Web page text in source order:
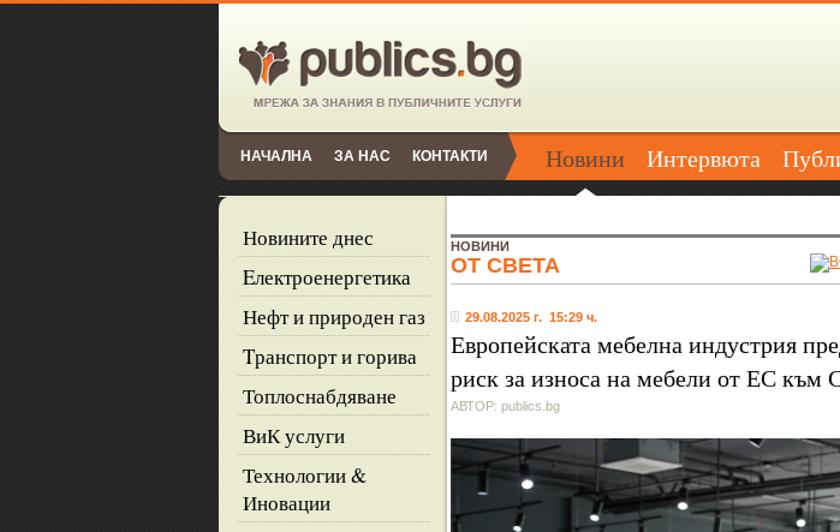
НАЧАЛНА ЗА НАС КОНТАКТИ Новини Интервюта
Новините днес
Eлектроенергетика
Нефт и природен газ
Tранспорт и горива
Топлоснабдяване
ВиК услуги
Технологии &
Иновации
НОВИНИ
ОТ СВЕТА
29.08.2025 г. 15:29 ч.
Европейската мебелна индустрия
риск за износа на мебели от ЕС
АВТОР: publics.bg